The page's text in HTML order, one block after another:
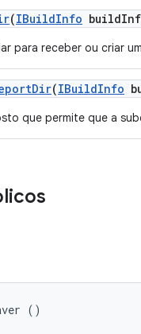
(IBuildInfo build
para receber ou criar
Dir(IBuildInfo
que permite que a
()